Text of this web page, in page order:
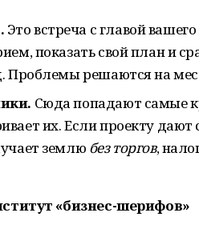
Это встреча с главой
показать свой план и
Проблемы решаются на
Сюда попадают самые
их. Если проекту дают
землю без торгов,
«бизнес-шерифов»